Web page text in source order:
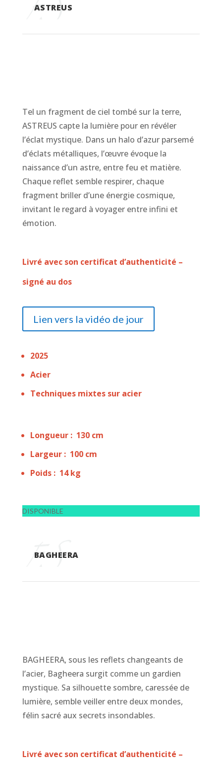
ASTREUS
Tel un fragment de ciel tombé sur la terre,
ASTREUS capte la lumière pour en révéler
l’éclat mystique. Dans un halo d’azur parsemé
d’éclats métalliques, l’œuvre évoque la
naissance d’un astre, entre feu et matière.
Chaque reflet semble respirer, chaque
fragment briller d’une énergie cosmique,
invitant le regard à voyager entre infini et
émotion.
Livré avec son certificat d’authenticité –
signé au dos
Lien vers la vidéo de jour
2025
Acier
Techniques mixtes sur acier
Longueur : 130 cm
Largeur : 100 cm
Poids : 14 kg
DISPONIBLE
BAGHEERA
BAGHEERA, sous les reflets changeants de
l’acier, Bagheera surgit comme un gardien
mystique. Sa silhouette sombre, caressée de
lumière, semble veiller entre deux mondes,
félin sacré aux secrets insondables.
Livré avec son certificat d’authenticité –